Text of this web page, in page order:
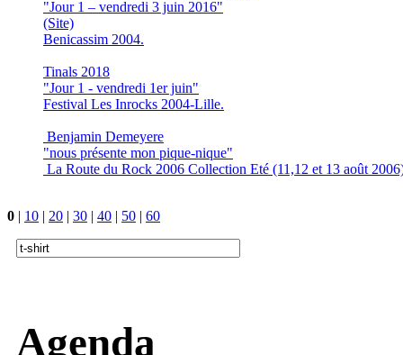
"Jour 1 – vendredi 3 juin 2016"
(Site)
Benicassim 2004.
Tinals 2018
"Jour 1 - vendredi 1er juin"
Festival Les Inrocks 2004-Lille.
Benjamin Demeyere
"nous présente mon pique-nique"
La Route du Rock 2006 Collection Eté (11,12 et 13 août
0 | 10 | 20 | 30 | 40 | 50 | 60
Agenda